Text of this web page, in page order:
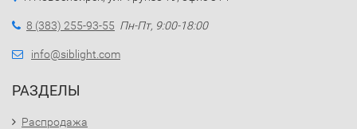
8 (383) 255-93-55 Пн-Пт, 9:00-18:00
info@siblight.com
РАЗДЕЛЫ
Распродажа